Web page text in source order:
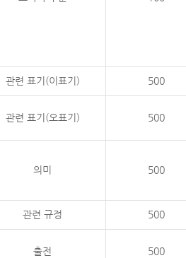
관련 표기(이표기) 500
관련 표기(오표기) 500
의미 500
관련 규정 500
출전 500